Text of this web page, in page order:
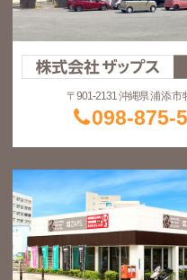
〒901-2131 沖縄県浦添市
098-875-